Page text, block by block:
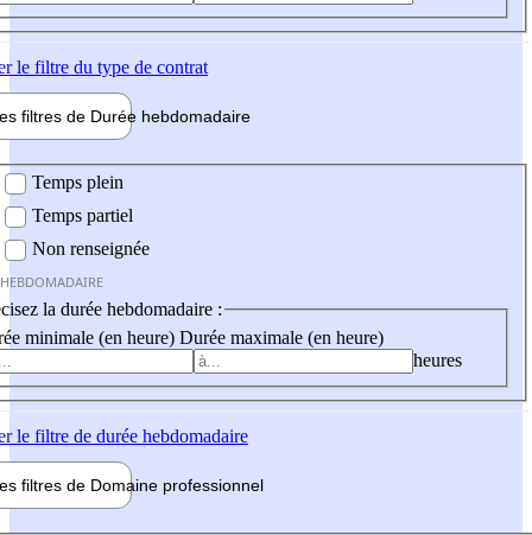
le filtre du type de contrat
filtres de Durée hebdomadaire
Temps plein
Temps partiel
Non renseignée
la durée hebdomadaire :
minimale (en heure) Durée maximale (en heure)
heures
le filtre de durée hebdomadaire
filtres de Domaine professionnel